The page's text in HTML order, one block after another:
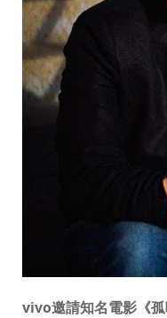
vivo邀請知名電影《